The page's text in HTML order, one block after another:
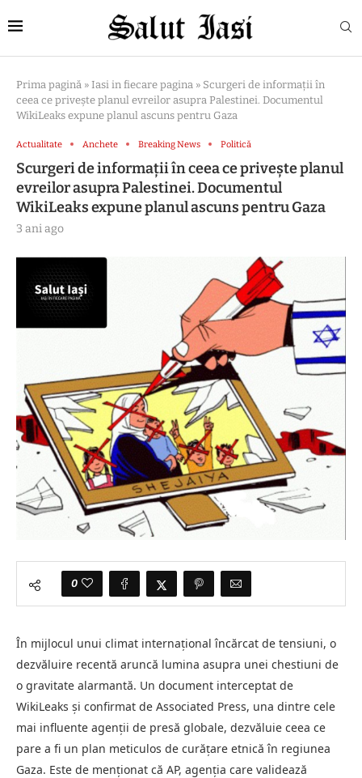
Prima pagină » Iasi in fiecare pagina » Scurgeri de informații în
ceea ce privește planul evreilor asupra Palestinei. Documentul
WikiLeaks expune planul ascuns pentru Gaza
Actualitate Anchete Breaking News Politică
Scurgeri de informații în ceea ce privește planul
evreilor asupra Palestinei. Documentul
WikiLeaks expune planul ascuns pentru Gaza
3 ani ago
0
În mijlocul unui climat internațional încărcat de tensiuni, o
dezvăluire recentă aruncă lumina asupra unei chestiuni de
o gravitate alarmantă. Un document interceptat de
WikiLeaks și confirmat de Associated Press, una dintre cele
mai influente agenții de presă globale, dezvăluie ceea ce
pare a fi un plan meticulos de curățare etnică în regiunea
Gaza. Este de menționat că AP, agenția care validează